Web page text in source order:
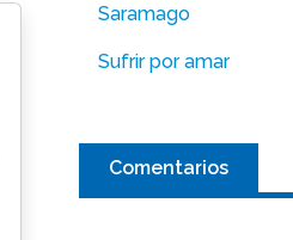
Saramago
Sufrir por amar
Comentarios